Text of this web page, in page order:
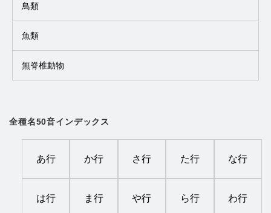
鳥類
魚類
無脊椎動物
全種名50音インデックス
あ行 か行 さ行 た行 な行
は行 ま行 や行 ら行 わ行